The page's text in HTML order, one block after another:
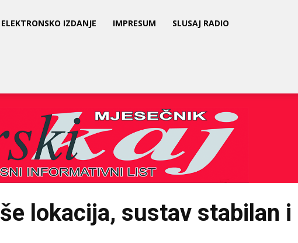
ELEKTRONSKO IZDANJE IMPRESUM SLUSAJ RADIO
lokacija, sustav stabilan i